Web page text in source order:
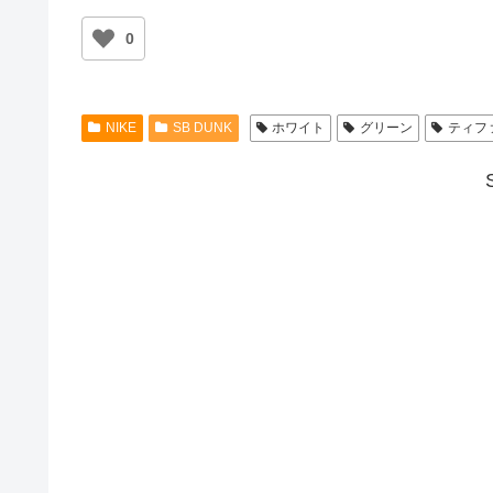
0
NIKE SB DUNK ホワイト グリーン ティフ